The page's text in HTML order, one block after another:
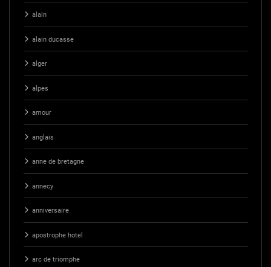
alain
alain ducasse
alger
alpes
amour
anglais
anne de bretagne
annecy
anniversaire
apostrophe hotel
arc de triomphe